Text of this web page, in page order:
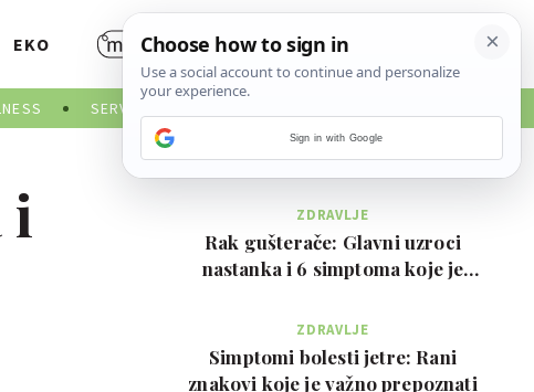
SERVISNE INFORMACIJE
EKO
i
NAJČITANIJE
ZDRAVLJE
Rak gušterače: Glavni uzroci
nastanka i 6 simptoma koje je
ZDRAVLJE
Simptomi bolesti jetre: Rani
znakovi koje je važno prepoznati
Sign in with Google